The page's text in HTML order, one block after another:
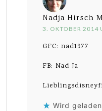
Nadja Hirsch
3. OKTOBER 2014
GFC: nad1977
FB: Nad Ja
Wird